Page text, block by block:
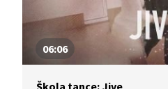
06:06
Škola tance: Jive